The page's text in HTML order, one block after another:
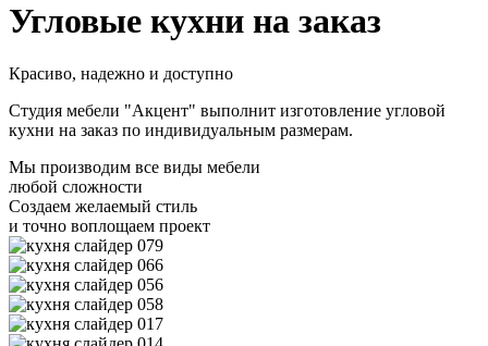
Угловые кухни на заказ
Красиво, надежно и доступно
Студия мебели "Акцент" выполнит изготовление угловой
кухни на заказ по индивидуальным размерам.
Мы производим все виды мебели
любой сложности
Создаем желаемый стиль
и точно воплощаем проект